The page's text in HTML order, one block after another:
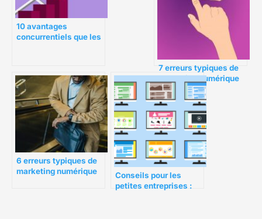
10 avantages
concurrentiels que les
7 erreurs typiques de
marketing numérique
que les petites
entreprises doivent
éviter
6 erreurs typiques de
marketing numérique
Conseils pour les
petites entreprises :